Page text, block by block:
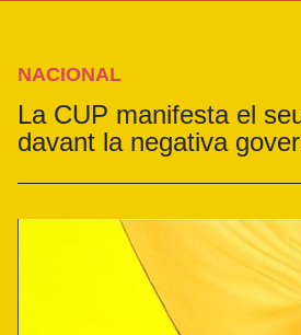
NACIONAL
La CUP manifesta el
davant la negativa